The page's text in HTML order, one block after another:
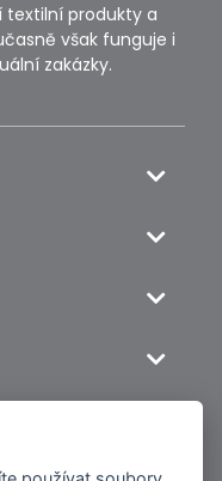
textilní produkty a
však funguje i
zakázky.